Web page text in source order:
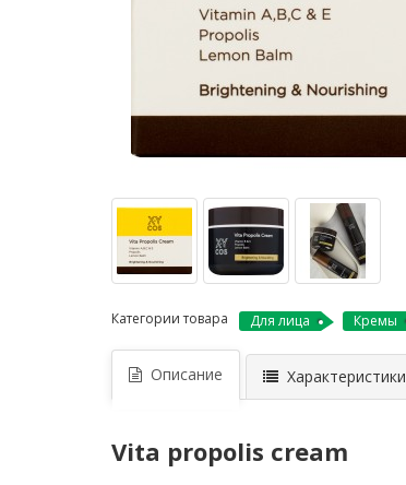
Категории товара Для лица Кремы
Описание Характеристики
Vita propolis cream